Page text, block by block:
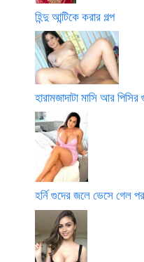
হিন্দু আন্টিকে করার গল্প
হারামজাদাটা মাসি আর
হর্নি গুদের জলে ভেসে গেল